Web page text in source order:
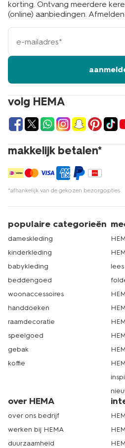
volg HEMA
makkelijk betalen*
*afhankelijk van de gekozen bezorgopties
korting. Ontvang meerdere
(online) aanbiedingen.
e-
mailadres
populaire categorieën
dameskleding
kinderkleding
babykleding
beddengoed
woonaccessoires
handdoeken
raamdecoratie
speelgoed
gebak
koffie
over HEMA
over ons bedrijf
werken bij HEMA
duurzaamheid